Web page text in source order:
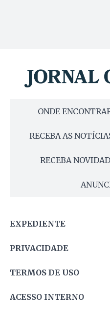
ONDE
RECEBA AS
RECEBA
EXPEDIENTE
PRIVACIDADE
TERMOS DE USO
ACESSO INTERNO